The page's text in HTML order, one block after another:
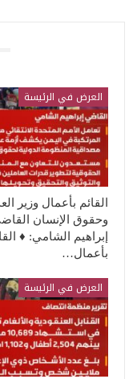
العرض في الرئيسة
القائم بأعمال وزير
وحقوق الإنسان
إبراهيم الشامي: ♦️
بأعمال…
العرض في الرئيسة